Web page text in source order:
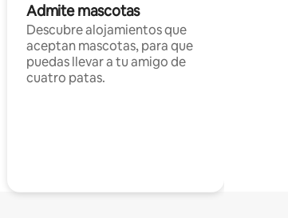
Admite mascotas
Descubre alojamientos que
aceptan mascotas, para que
puedas llevar a tu amigo de
cuatro patas.